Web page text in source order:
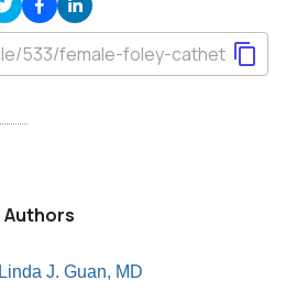
Authors
Linda J. Guan, MD